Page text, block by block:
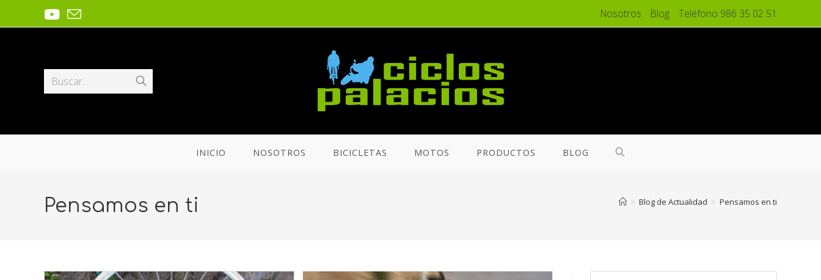
Nosotros Blog Teléfono 986 35 02 51
Buscar...
INICIO NOSOTROS BICICLETAS MOTOS PRODUCTOS BLOG
Pensamos en ti > Blog de Actualidad > Pensamos en ti